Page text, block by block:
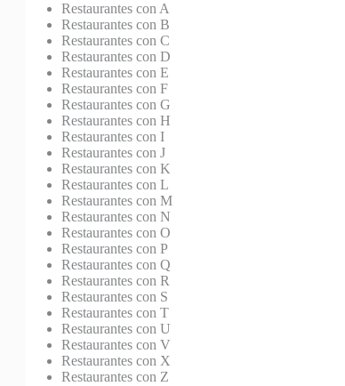
Restaurantes con A
Restaurantes con B
Restaurantes con C
Restaurantes con D
Restaurantes con E
Restaurantes con F
Restaurantes con G
Restaurantes con H
Restaurantes con I
Restaurantes con J
Restaurantes con K
Restaurantes con L
Restaurantes con M
Restaurantes con N
Restaurantes con O
Restaurantes con P
Restaurantes con Q
Restaurantes con R
Restaurantes con S
Restaurantes con T
Restaurantes con U
Restaurantes con V
Restaurantes con X
Restaurantes con Z